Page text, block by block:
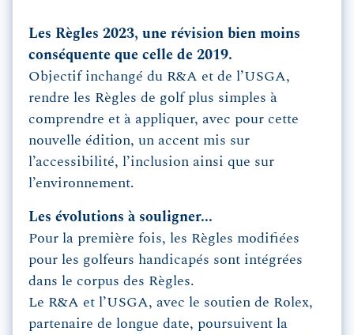
Les Règles 2023, une révision bien moins
conséquente que celle de 2019.
Objectif inchangé du R&A et de l’USGA,
rendre les Règles de golf plus simples à
comprendre et à appliquer, avec pour cette
nouvelle édition, un accent mis sur
l’accessibilité, l’inclusion ainsi que sur
l’environnement.
Les évolutions à souligner...
Pour la première fois, les Règles modifiées
pour les golfeurs handicapés sont intégrées
dans le corpus des Règles.
Le R&A et l’USGA, avec le soutien de Rolex,
partenaire de longue date, poursuivent la